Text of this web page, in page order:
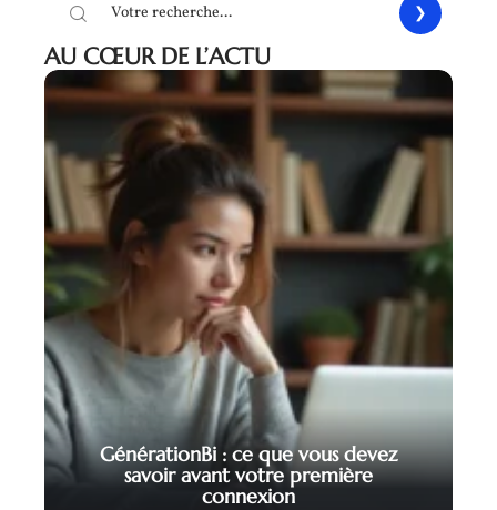
AU CŒUR DE L’ACTU
GénérationBi : ce que vous devez
savoir avant votre première
connexion